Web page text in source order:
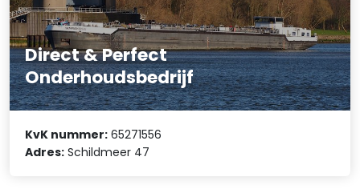
Direct & Perfect
Onderhoudsbedrijf
KvK nummer: 65271556
Adres: Schildmeer 47